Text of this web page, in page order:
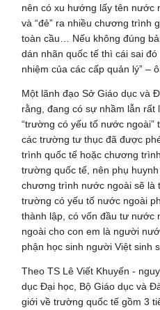
nên có xu hướng lấy tên nước
và “đẻ” ra nhiều chương trình
toàn cầu… Nếu không đúng
dán nhãn quốc tế thì cái sai
nhiệm của các cấp quản lý” –
Một lãnh đạo Sở Giáo dục và
rằng, đang có sự nhầm lẫn rất
“trường có yếu tố nước ngoài”
các trường tư thục đã được
trình quốc tế hoặc chương
trường quốc tế, nên phụ
chương trình nước ngoài sẽ là
trường có yếu tố nước ngoài
thành lập, có vốn đầu tư
ngoài cho con em là người
phận học sinh người Việt sinh
Theo TS Lê Viết Khuyến -
dục Đại học, Bộ Giáo dục và
giới về trường quốc tế gồm 3